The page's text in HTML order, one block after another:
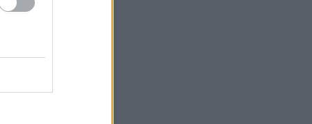
που
οι
και το